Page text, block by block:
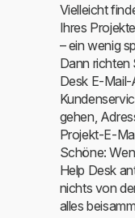
Vielleicht
Ihres
– ein wenig
Dann richten
Desk E-
gehen,
Projekt-E-
Schöne:
Help Desk
nichts von
alles